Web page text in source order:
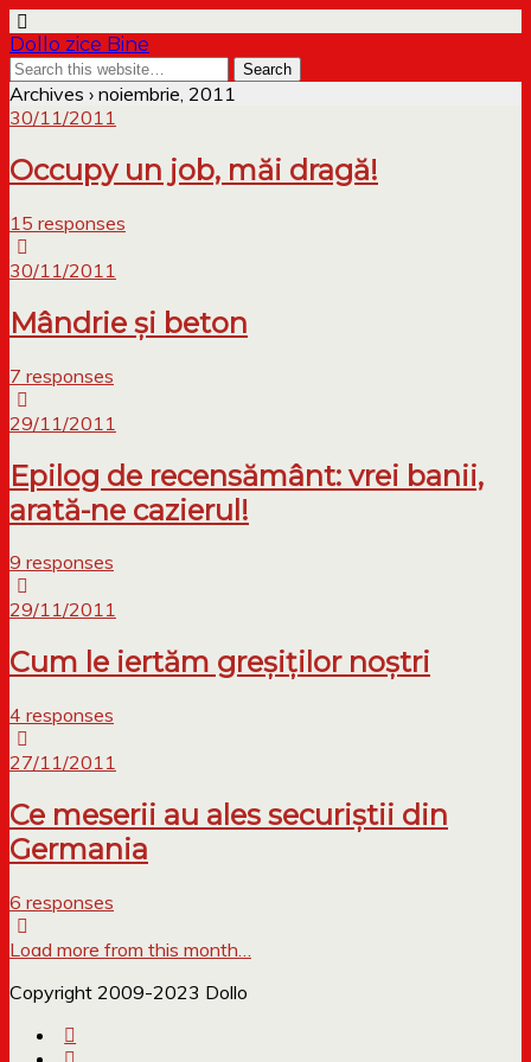
Dollo zice Bine
Archives › noiembrie, 2011
30/11/2011
Occupy un job, măi dragă!
15 responses
30/11/2011
Mândrie şi beton
7 responses
29/11/2011
Epilog de recensământ: vrei banii,
arată-ne cazierul!
9 responses
29/11/2011
Cum le iertăm greşiţilor noştri
4 responses
27/11/2011
Ce meserii au ales securiștii din
Germania
6 responses
Load more from this month…
Copyright 2009-2023 Dollo